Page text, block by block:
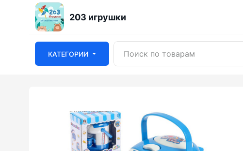
203 игрушки
КАТЕГОРИИ